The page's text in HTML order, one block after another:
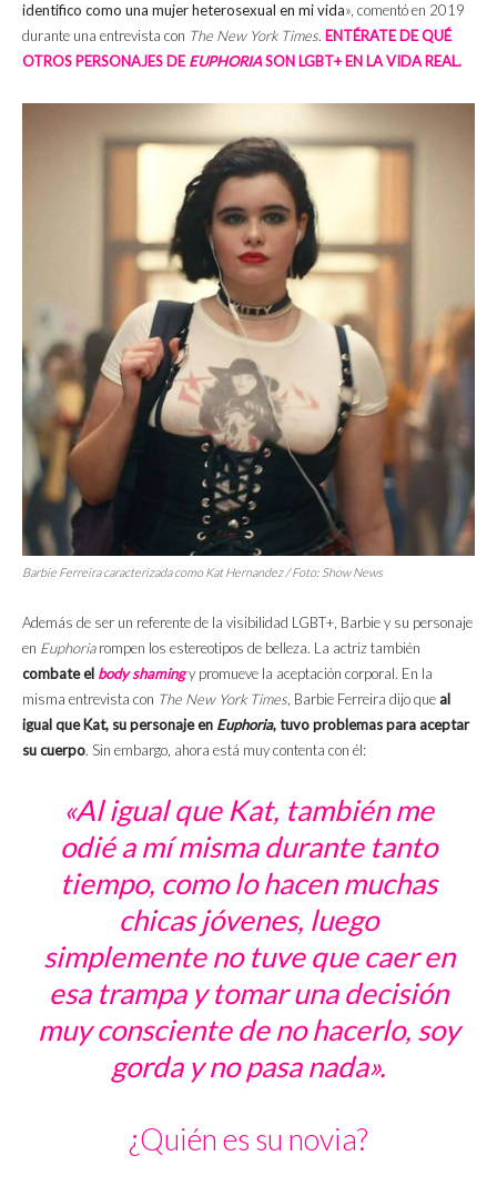
identifico como una mujer heterosexual en mi vida», comentó en 2019
durante una entrevista con The New York Times. ENTÉRATE DE QUÉ
OTROS PERSONAJES DE EUPHORIASON LGBT+ EN LA VIDA REAL.
Barbie Ferreira caracterizada como Kat Hernandez / Foto: Show News
Además de ser un referente de la visibilidad LGBT+, Barbie y su personaje
en Euphoriarompen los estereotipos de belleza. La actriz también
combate el body shamingy promueve la aceptación corporal. En la
misma entrevista con The New York Times, Barbie Ferreira dijo que al
igual que Kat, su personaje en Euphoria, tuvo problemas para aceptar
su cuerpo. Sin embargo, ahora está muy contenta con él:
«Al igual que Kat, también me
odié a mí misma durante tanto
tiempo, como lo hacen muchas
chicas jóvenes, luego
simplemente no tuve que caer en
esa trampa y tomar una decisión
muy consciente de no hacerlo, soy
gorda y no pasa nada».
¿Quién es su novia?